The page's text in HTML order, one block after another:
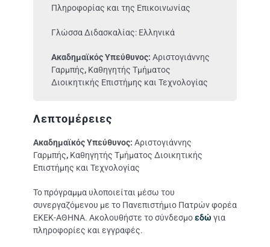
Πληροφορίας και της Επικοινωνίας
Γλώσσα Διδασκαλίας: Ελληνικά
Ακαδημαϊκός Υπεύθυνος: Αριστογιάννης
Γαρμπής, Καθηγητής Τμήματος
Διοικητικής Επιστήμης και Τεχνολογίας
Λεπτομέρειες
Ακαδημαϊκός Υπεύθυνος: Αριστογιάννης
Γαρμπής, Καθηγητής Τμήματος Διοικητικής
Επιστήμης και Τεχνολογίας
Το πρόγραμμα υλοποιείται μέσω του
συνεργαζόμενου με το Πανεπιστήμιο Πατρών φορέα
ΕΚΕΚ-ΑΘΗΝΑ. Ακολουθήστε το σύνδεσμοεδώ για
πληροφορίες και εγγραφές.